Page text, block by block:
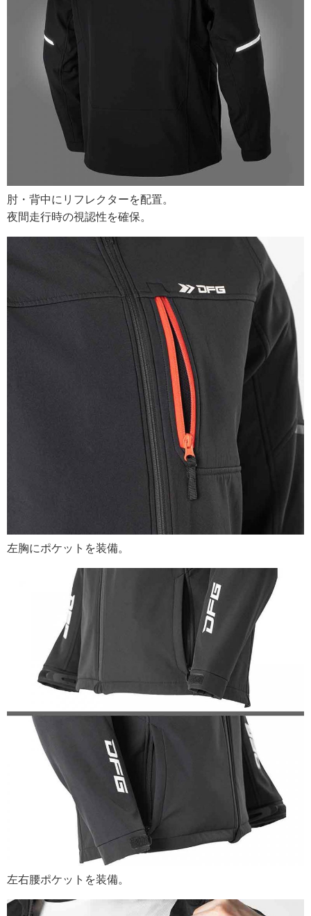
肘・背中にリフレクターを配置。
夜間走行時の視認性を確保。
左胸にポケットを装備。
左右腰ポケットを装備。